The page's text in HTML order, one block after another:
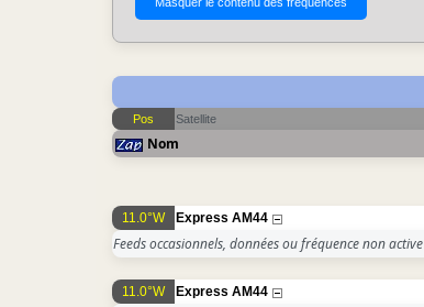
Pos Satellite
Nom
11.0°W Express AM44
Feeds occasionnels, données ou fréquence non active
11.0°W Express AM44